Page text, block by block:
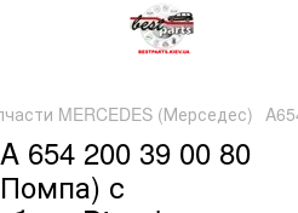
MERCEDES (Мерседес)
654 200 39 00 80
с